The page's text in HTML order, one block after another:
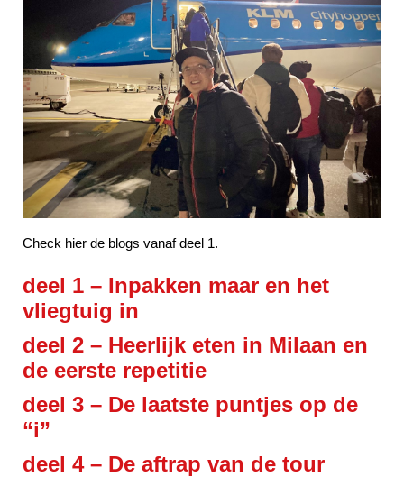
Check hier de blogs vanaf deel 1.
deel 1 – Inpakken maar en het
vliegtuig in
deel 2 – Heerlijk eten in Milaan en
de eerste repetitie
deel 3 – De laatste puntjes op de
“i”
deel 4 – De aftrap van de tour